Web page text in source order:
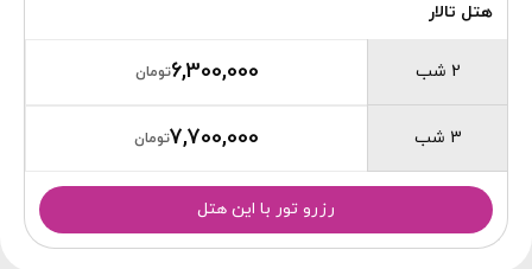
هتل تالار
2 شب
3 شب
6,300,000تومان
7,700,000تومان
رزرو تور با این هتل